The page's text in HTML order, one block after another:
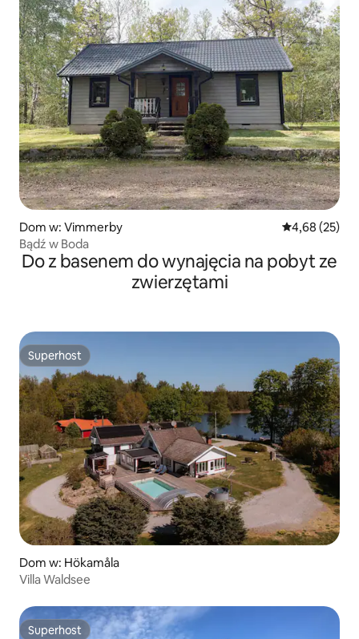
Dom w: Vimmerby Średnia
4,68 (25)
Bądź w Boda
Do z basenem do wynajęcia na pobyt ze
zwierzętami
Superhost
Superhost
Dom w: Hökamåla
Villa Waldsee
Superhost